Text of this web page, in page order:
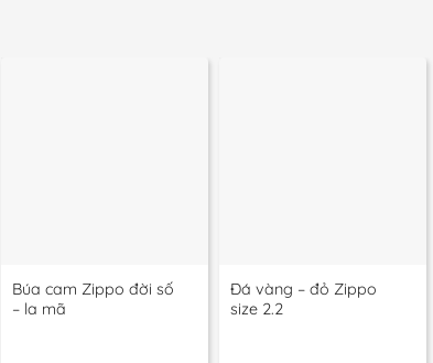
Búa cam Zippo đời số
– la mã
Đá vàng – đỏ Zippo
size 2.2